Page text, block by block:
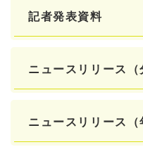
記者発表資料
ニュースリリース（
ニュースリリース（